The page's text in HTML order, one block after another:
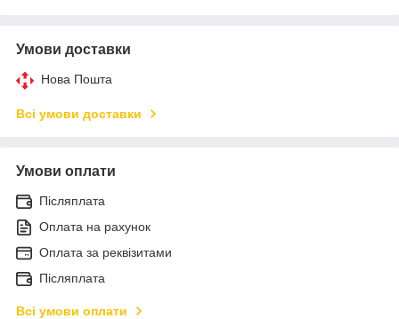
Умови доставки
Нова Пошта
Всі умови доставки
Умови оплати
Післяплата
Оплата на рахунок
Оплата за реквізитами
Післяплата
Всі умови оплати